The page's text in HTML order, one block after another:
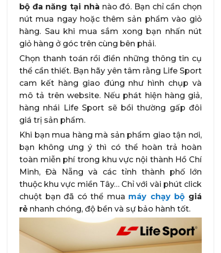
bộ đa năng tại nhà nào đó. Bạn chỉ cần chọn
nút mua ngay hoặc thêm sản phẩm vào giỏ
hàng. Sau khi mua sắm xong bạn nhấn nút
giỏ hàng ở góc trên cùng bên phải.
Chọn thanh toán rồi điền những thông tin cụ
thể cần thiết. Bạn hãy yên tâm rằng Life Sport
cam kết hàng giao đúng như hình chụp và
mô tả trên website. Nếu phát hiện hàng giả,
hàng nhái Life Sport sẽ bồi thường gấp đôi
giá trị sản phẩm.
Khi bạn mua hàng mà sản phẩm giao tận nơi,
bạn không ưng ý thì có thể hoàn trả hoàn
toàn miễn phí trong khu vực nội thành Hồ Chí
Minh, Đà Nẵng và các tỉnh thành phố lớn
thuộc khu vực miền Tây… Chỉ với vài phút click
chuột bạn đã có thể mua máy chạy bộ giá
rẻ nhanh chóng, độ bền và sự bảo hành tốt.